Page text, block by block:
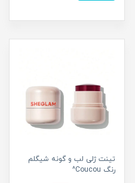
تینت ژلی لب و گونه شیگلم
رنگ Coucou^